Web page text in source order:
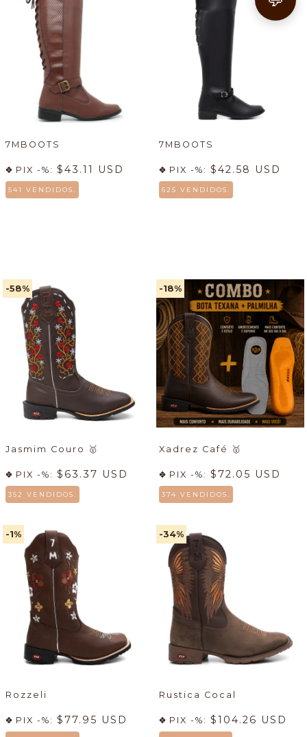
7MBOOTS
PIX -%: $43.11 USD
541 VENDIDOS.
7MBOOTS
PIX -%: $42.58 USD
625 VENDIDOS.
-58%
Jasmim Couro 🥇
PIX -%: $63.37 USD
352 VENDIDOS.
-18%
Xadrez Café 🥇
PIX -%: $72.05 USD
374 VENDIDOS.
-1%
Rozzeli
PIX -%: $77.95 USD
-34%
Rustica Cocal
PIX -%: $104.26 USD